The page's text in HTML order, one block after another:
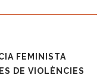
FEMINISTA
DE VIOLÈNCIES